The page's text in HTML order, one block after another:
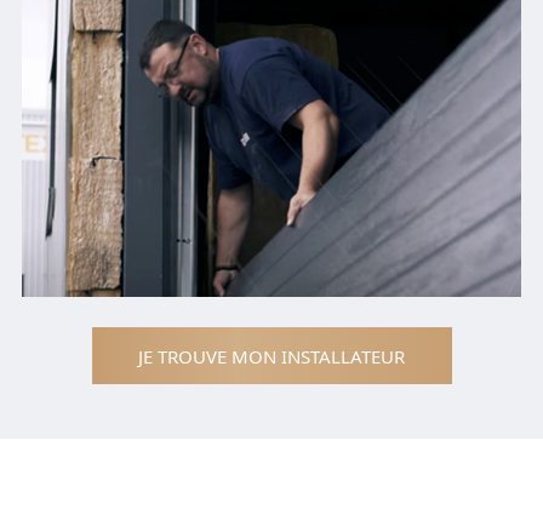
JE TROUVE MON INSTALLATEUR